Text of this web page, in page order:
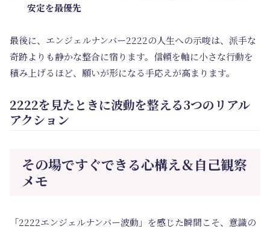
安定を最優先
最後に、エンジェルナンバー2222の人生への示唆は、派手な
奇跡よりも静かな整合に宿ります。信頼を軸に小さな行動を
積み上げるほど、願いが形になる手応えが高まります。
2222を見たときに波動を整える3つのリアル
アクション
その場ですぐできる心構え＆自己観察
メモ
「2222エンジェルナンバー波動」を感じた瞬間こそ、意識の